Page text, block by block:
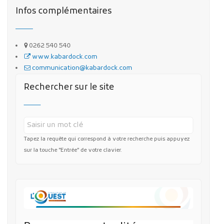
Infos complémentaires
0262 540 540
www.kabardock.com
communication@kabardock.com
Rechercher sur le site
Tapez la requête qui correspond à votre recherche puis appuyez
sur la touche "Entrée" de votre clavier.